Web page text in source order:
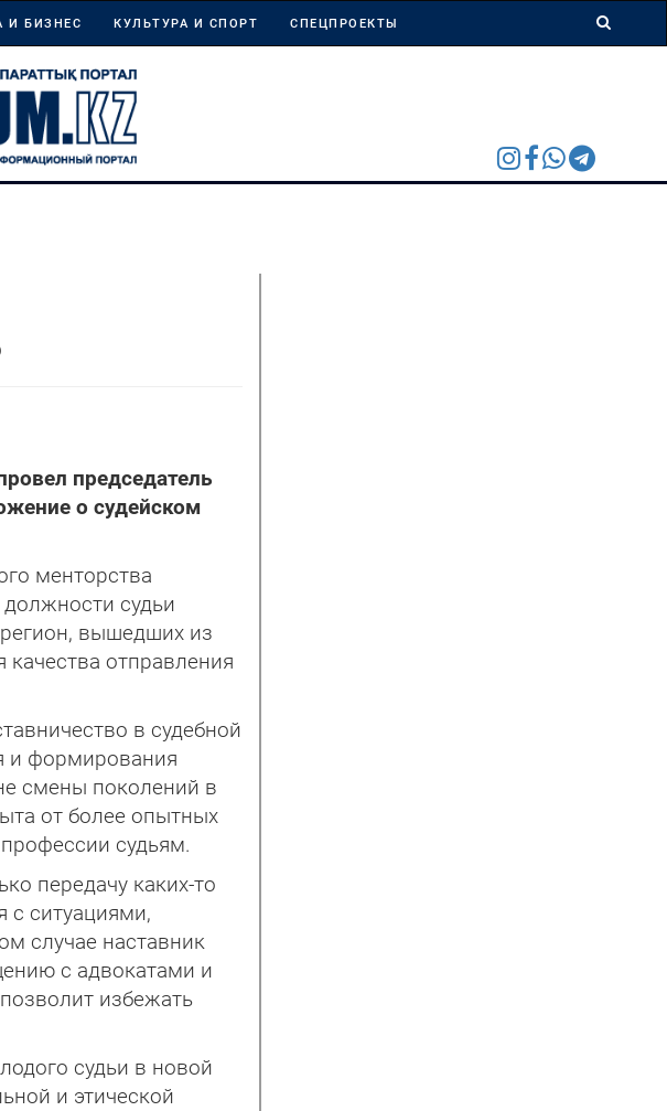
И БИЗНЕС КУЛЬТУРА И СПОРТ СПЕЦПРОЕКТЫ
председатель
о судейском
менторства
судьи
вышедших из
отправления
в судебной
и формирования
смены поколений в
от более опытных
судьям.
передачу каких-то
с ситуациями,
случае наставник
с адвокатами и
избежать
судьи в новой
и этической